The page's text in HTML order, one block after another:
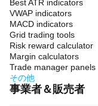
Best ATR indicators
VWAP indicators
MACD indicators
Grid trading tools
Risk reward calculator
Margin calculators
Trade manager panels
その他
事業者＆販売者